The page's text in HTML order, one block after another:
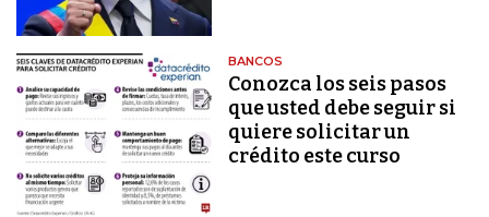
BANCOS
Conozca los seis pasos
que usted debe seguir si
quiere solicitar un
crédito este curso